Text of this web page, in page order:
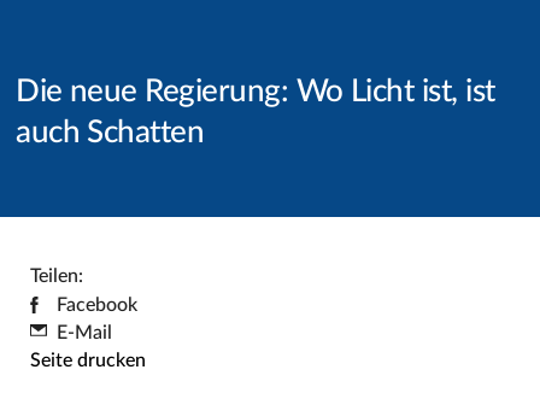
Die neue Regierung: Wo Licht ist, ist
auch Schatten
Teilen:
Facebook
E-Mail
Seite drucken